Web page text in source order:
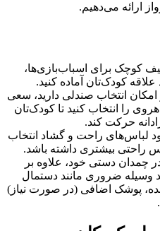
ارائه می‌دهیم.
کوچک برای اسباب‌بازی‌ها،
کودک‌تان آماده کنید.
انتخاب صندلی دارید، سعی
را انتخاب کنید تا کودک‌تان
حرکت کند.
لباس‌های راحت و گشاد انتخاب
راحتی بیشتری داشته باشد.
چمدان دستی خود، علاوه بر
وسیله ضروری مانند دستمال
پوشک اضافی (در صورت نیاز)